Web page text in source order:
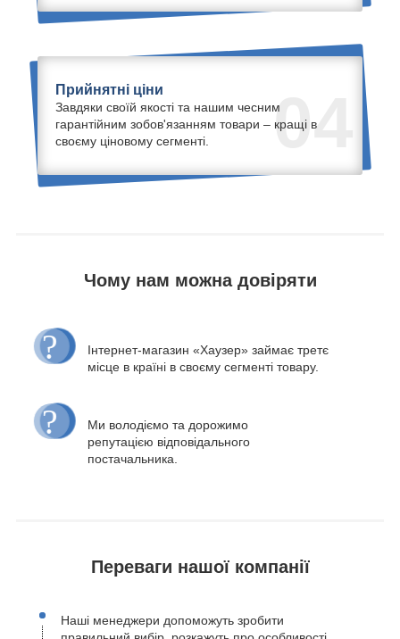
04
Прийнятні ціни
Завдяки своїй якості та нашим чесним
гарантійним зобов'язанням товари – кращі в
своєму ціновому сегменті.
Чому нам можна довіряти
Інтернет-магазин «Хаузер» займає третє
місце в країні в своєму сегменті товару.
Ми володіємо та дорожимо
репутацією відповідального
постачальника.
Переваги нашої компанії
Наші менеджери допоможуть зробити